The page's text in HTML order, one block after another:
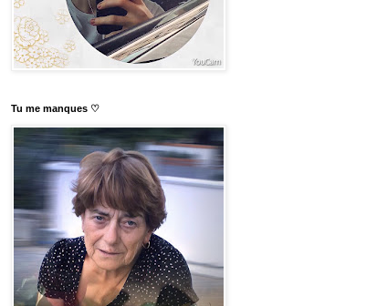
Tu me manques ♡